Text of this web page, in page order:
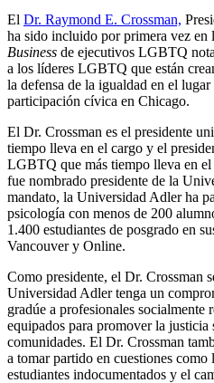
El Dr. Raymond E. Crossman,
ha sido incluido por primera vez en
Business de ejecutivos LGBTQ
a los líderes LGBTQ que están
la defensa de la igualdad en el
participación cívica en Chicago.
El Dr. Crossman es el presidente
tiempo lleva en el cargo y el
LGBTQ que más tiempo lleva en
fue nombrado presidente de la
mandato, la Universidad Adler ha
psicología con menos de 200
1.400 estudiantes de posgrado en
Vancouver y Online.
Como presidente, el Dr. Crossman
Universidad Adler tenga un
gradúe a profesionales socialmente
equipados para promover la justicia
comunidades. El Dr. Crossman
a tomar partido en cuestiones como
estudiantes indocumentados y el